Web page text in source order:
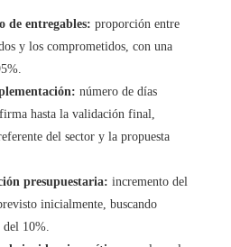
de entregables: proporción entre
y los comprometidos, con una
número de días
hasta la validación final,
del sector y la propuesta
presupuestaria: incremento del
inicialmente, buscando
10%.